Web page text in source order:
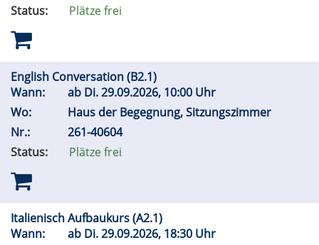
Status:
Plätze frei
English Conversation (B2.1)
Wann:
ab Di.29.09.2026, 10:00 Uhr
Wo:
Haus der Begegnung, Sitzungszimmer
Nr.:
261-40604
Status:
Plätze frei
Italienisch Aufbaukurs (A2.1)
Wann:
ab Di.29.09.2026, 18:30 Uhr